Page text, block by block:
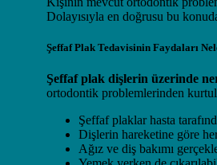
Dolayısıyla en doğrusu bu
Şeffaf Plak Tedavisinin Faydaları
Şeffaf plak dişlerin üzerinde
ortodontik problemlerinden
Şeffaf plaklar hasta
Dişlerin hareketine göre
Ağız ve diş bakımı